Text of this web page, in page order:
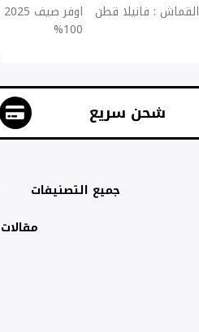
اوفر صيف 2025 القماش : فانيلا قطن
100%
شحن سريع
جميع التصنيفات
مقالات